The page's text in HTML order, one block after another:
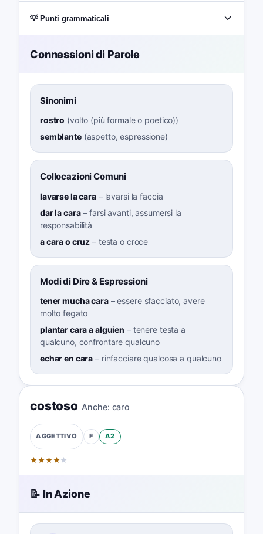
💡 Punti grammaticali
Connessioni di Parole
Sinonimi
rostro (volto (più formale o poetico))
semblante(aspetto, espressione)
Collocazioni Comuni
lavarse la cara – lavarsi la faccia
dar la cara–farsi avanti, assumersi la
responsabilità
a cara o cruz – testa o croce
Modi di Dire & Espressioni
tener mucha cara–essere sfacciato, avere
molto fegato
plantar cara a alguien – tenere testa a
qualcuno, confrontare qualcuno
echar en cara – rinfacciare qualcosa a qualcuno
costoso Anche: caro
AGGETTIVO F A2
★★★★★
📝 In Azione